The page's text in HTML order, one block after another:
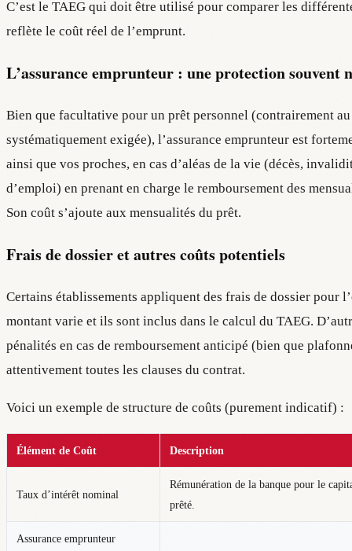
C’est le TAEG qui doit être utilisé pour comparer les
reflète le coût réel de l’emprunt.
L’assurance emprunteur : une protection souvent
Bien que facultative pour un prêt personnel (contrairement
systématiquement exigée), l’assurance emprunteur est
ainsi que vos proches, en cas d’aléas de la vie (décès,
d’emploi) en prenant en charge le remboursement des
Son coût s’ajoute aux mensualités du prêt.
Frais de dossier et autres coûts potentiels
Certains établissements appliquent des frais de dossier pour
montant varie et ils sont inclus dans le calcul du TAEG.
pénalités en cas de remboursement anticipé (bien que
attentivement toutes les clauses du contrat.
Voici un exemple de structure de coûts (purement indicatif) :
Élément de Coût Description
Taux d’intérêt nominal
Rémunération de la banque pour le
prêté.
Assurance emprunteur